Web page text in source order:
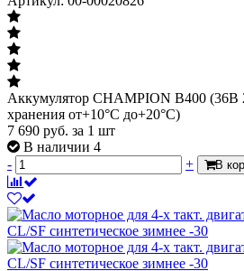
Аккумулятор CHAMPION B400 (36В
хранения от+10°С до+20°С)
7 690 руб. за 1 шт
В наличии 4
-
+ В